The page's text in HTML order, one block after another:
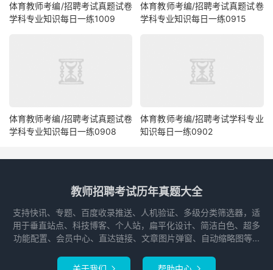
体育教师考编/招聘考试真题试卷
学科专业知识每日一练1009
体育教师考编/招聘考试真题试卷
学科专业知识每日一练0915
体育教师考编/招聘考试真题试卷
学科专业知识每日一练0908
体育教师考编/招聘考试学科专业
知识每日一练0902
教师招聘考试历年真题大全
支持快讯、专题、百度收录推送、人机验证、多级分类筛选器，适
用于垂直站点、科技博客、个人站，扁平化设计、简洁白色、超多
功能配置、会员中心、直达链接、文章图片弹窗、自动缩略图等...